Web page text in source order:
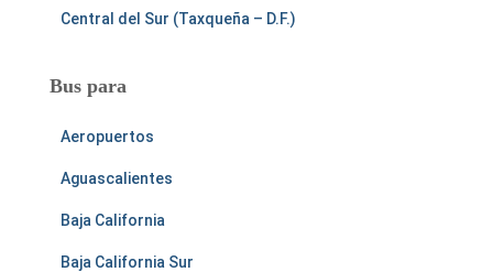
Central del Sur (Taxqueña – D.F.)
Bus para
Aeropuertos
Aguascalientes
Baja California
Baja California Sur